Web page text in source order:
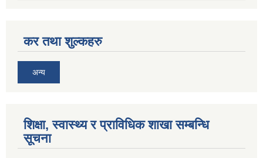
कर तथा शुल्कहरु
अन्य
शिक्षा, स्वास्थ्य र प्राविधिक शाखा सम्बन्धि
सूचना